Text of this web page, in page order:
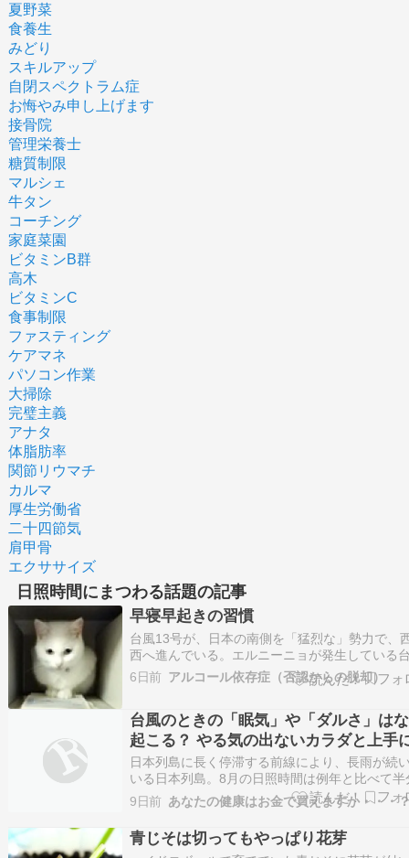
夏野菜
食養生
みどり
スキルアップ
自閉スペクトラム症
お悔やみ申し上げます
接骨院
管理栄養士
糖質制限
マルシェ
牛タン
コーチング
家庭菜園
ビタミンB群
高木
ビタミンC
食事制限
ファスティング
ケアマネ
パソコン作業
大掃除
完璧主義
アナタ
体脂肪率
関節リウマチ
カルマ
厚生労働省
二十四節気
肩甲骨
エクササイズ
日照時間にまつわる話題の記事
早寝早起きの習慣
台風13号が、日本の南側を「猛烈な」勢力で、
西へ進んでいる。エルニーニョが発生している
の寿命は長くなる傾向があるというので、この
い台風の進路にも注目したい。過去には鋭角に
暑くなるのは梅雨が明けた7月末から8月頭なの
6日前 アルコール依存症（否認からの脱却）
台風のときの「眠気」や「ダルさ」は
起こる？ やる気の出ないカラダと上手
きあう方法
日本列島に長く停滞する前線により、長雨が続
いる日本列島。8月の日照時間は例年と比べて半
くまで落ち込むなど、まるで梅雨のような気候
いています。また現在、台風17号・18号が接近
おり、東日本の太平洋側を中心に大雨が予想さ
います。日本の秋といえば台風の発生はつきも
9日前 あなたの健康はお金で買えますか・・・
青じそは切ってもやっぱり花芽